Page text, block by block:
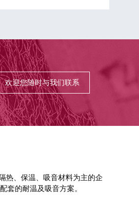
欢迎您随时与我们联系
热、保温、吸音材料为主的企
套的耐温及吸音方案。